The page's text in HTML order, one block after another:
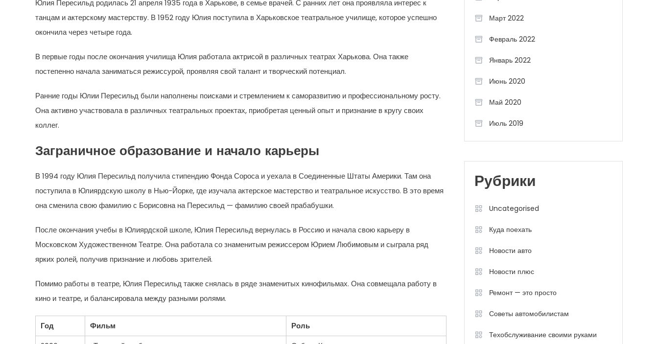
Юлия Пересильд родилась 21 апреля 1935 года в Харькове, в семье врачей. С ранних лет она проявляла интерес к
танцам и актерскому мастерству. В 1952 году Юлия поступила в Харьковское театральное училище, которое успешно
окончила через четыре года.
В первые годы после окончания училища Юлия работала актрисой в различных театрах Харькова. Она также
постепенно начала заниматься режиссурой, проявляя свой талант и творческий потенциал.
Ранние годы Юлии Пересильд были наполнены поисками и стремлением к саморазвитию и профессиональному росту.
Она активно участвовала в различных театральных проектах, приобретая ценный опыт и признание в кругу своих
коллег.
Заграничное образование и начало карьеры
В 1994 году Юлия Пересильд получила стипендию Фонда Сороса и уехала в Соединенные Штаты Америки. Там она
поступила в Юлиярдскую школу в Нью-Йорке, где изучала актерское мастерство и театральное искусство. В это время
она сменила свою фамилию с Борисовна на Пересильд — фамилию своей прабабушки.
После окончания учебы в Юлиярдской школе, Юлия Пересильд вернулась в Россию и начала свою карьеру в
Московском Художественном Театре. Она работала со знаменитым режиссером Юрием Любимовым и сыграла ряд
ярких ролей, получив признание и любовь зрителей.
Помимо работы в театре, Юлия Пересильд также снялась в ряде знаменитых кинофильмах. Она совмещала работу в
кино и театре, и балансировала между разными ролями.
Год Фильм
Роль
Март 2022
Февраль 2022
Январь 2022
Июнь 2020
Май 2020
Июль 2019
Рубрики
Uncategorised
Куда поехать
Новости авто
Новости плюс
Ремонт — это просто
Советы автомобилистам
Техобслуживание своими руками